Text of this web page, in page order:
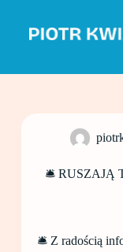
j
🛎 RUSZAJĄ
🛎 Z radością